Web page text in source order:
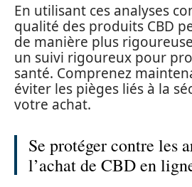
En utilisant ces analyses
qualité des produits CBD
de manière plus
un suivi rigoureux pour
santé. Comprenez
éviter les pièges liés à la
votre achat.
Se protéger contre les
l’achat de CBD en